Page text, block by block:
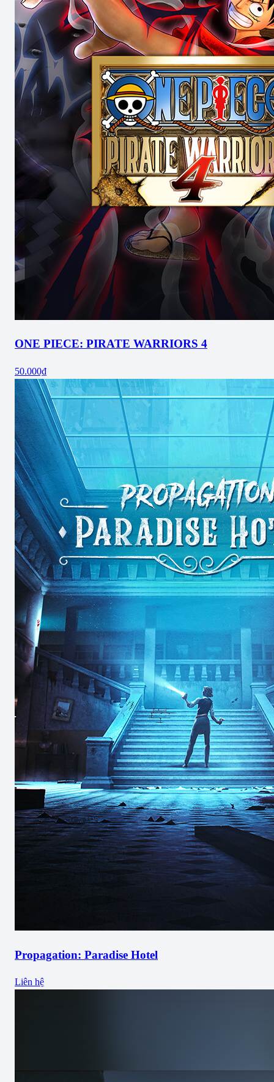
ONE PIECE: PIRATE WARRIORS 4
50.000₫
Propagation: Paradise Hotel
Liên hệ